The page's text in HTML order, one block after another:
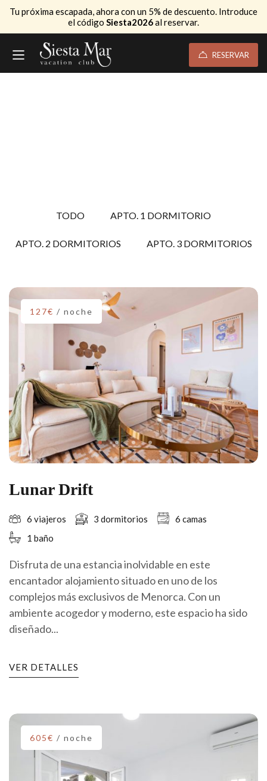
Tu próxima escapada, ahora con un 5% de descuento. Introduce
el código Siesta2026al reservar.
RESERVAR
TODO APTO. 1 DORMITORIO
APTO. 2 DORMITORIOS APTO. 3 DORMITORIOS
127€ / noche
Lunar Drift
6 viajeros 3 dormitorios
6 camas
1 baño
Disfruta de una estancia inolvidable en este
encantador alojamiento situado en uno de los
complejos más exclusivos de Menorca. Con un
ambiente acogedor y moderno, este espacio ha sido
diseñado...
VER DETALLES
605€ / noche